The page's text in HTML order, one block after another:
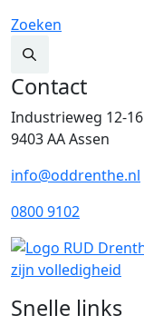
Zoeken
Contact
Industrieweg 12-16
9403 AA Assen
info@oddrenthe.nl
0800 9102
Snelle links